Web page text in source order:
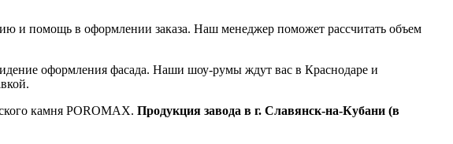
и помощь в оформлении заказа. Наш менеджер поможет рассчитать объем
оформления фасада. Наши шоу-румы ждут вас в Краснодаре и
камня POROMAX. Продукция завода в г. Славянск-на-Кубани (в